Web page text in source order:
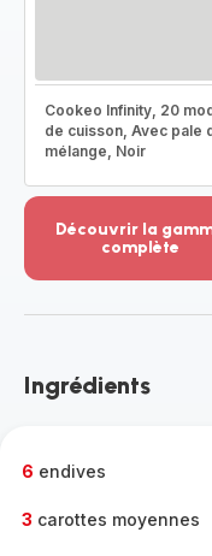
Cookeo Infinity, 20
de cuisson, Avec pale
mélange, Noir
Découvrir la
complète
-
gamme
Ingrédients
6 endives
3 carottes moyennes